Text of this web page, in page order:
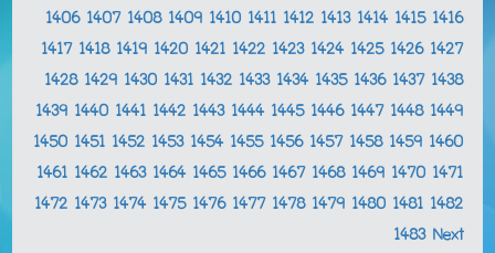
1406 1407 1408 1409 1410 1411 1412 1413 1414 1415 1416
1417 1418 1419 1420 1421 1422 1423 1424 1425 1426 1427
1428 1429 1430 1431 1432 1433 1434 1435 1436 1437 1438
1439 1440 1441 1442 1443 1444 1445 1446 1447 1448 1449
1450 1451 1452 1453 1454 1455 1456 1457 1458 1459 1460
1461 1462 1463 1464 1465 1466 1467 1468 1469 1470 1471
1472 1473 1474 1475 1476 1477 1478 1479 1480 1481 1482
1483 Next